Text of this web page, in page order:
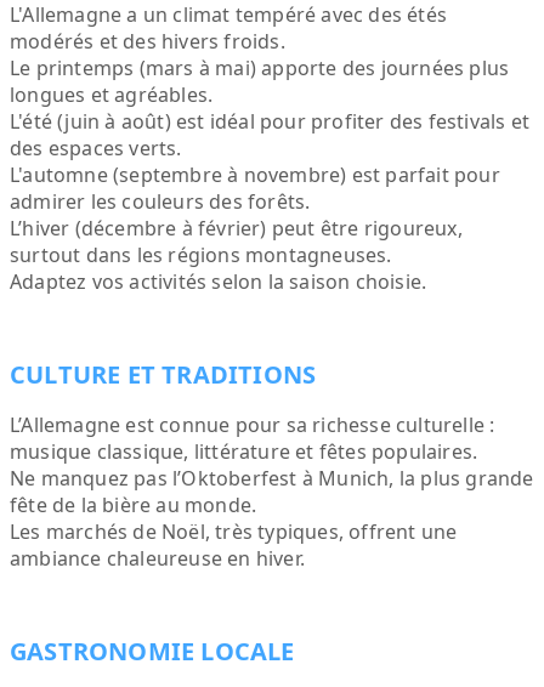
L'Allemagne a un climat tempéré avec des étés
modérés et des hivers froids.
Le printemps (mars à mai) apporte des journées plus
longues et agréables.
L'été (juin à août) est idéal pour profiter des festivals et
des espaces verts.
L'automne (septembre à novembre) est parfait pour
admirer les couleurs des forêts.
L’hiver (décembre à février) peut être rigoureux,
surtout dans les régions montagneuses.
Adaptez vos activités selon la saison choisie.
CULTURE ET TRADITIONS
L’Allemagne est connue pour sa richesse culturelle :
musique classique, littérature et fêtes populaires.
Ne manquez pas l’Oktoberfest à Munich, la plus grande
fête de la bière au monde.
Les marchés de Noël, très typiques, offrent une
ambiance chaleureuse en hiver.
GASTRONOMIE LOCALE